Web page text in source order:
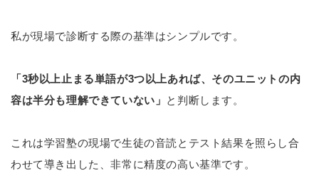
私が現場で診断する際の基準はシンプルです。
「3秒以上止まる単語が3つ以上あれば、そのユニットの内
容は半分も理解できていない」 と判断します。
これは学習塾の現場で生徒の音読とテスト結果を照らし合
わせて導き出した、非常に精度の高い基準です。